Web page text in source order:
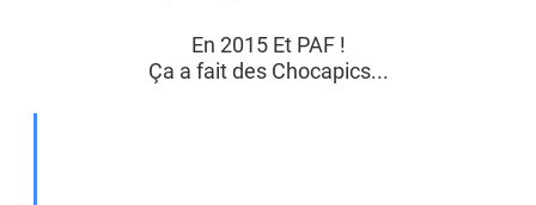
En 2015 Et PAF !
Ça a fait des Chocapics...